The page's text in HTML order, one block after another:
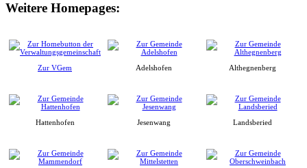
Weitere Homepages:
Zur VGem Adelshofen Althegnenberg
Hattenhofen Jesenwang Landsberied